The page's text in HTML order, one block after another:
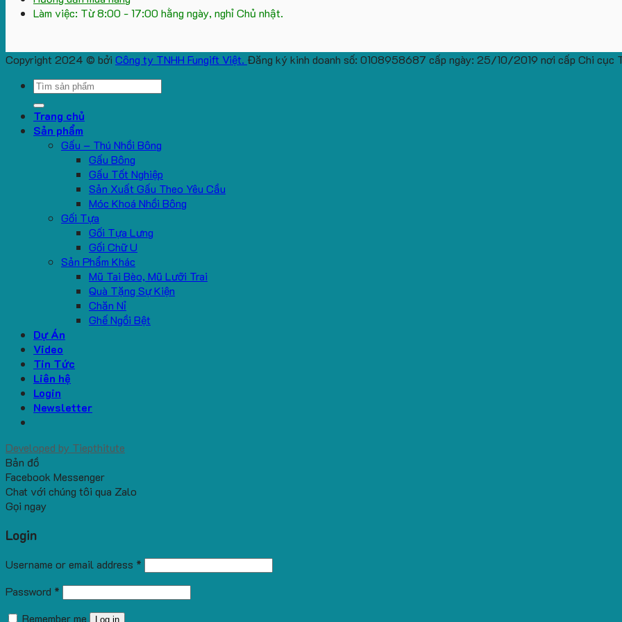
Làm việc: Từ 8:00 - 17:00 hằng ngày, nghỉ Chủ nhật.
Copyright 2024 © bởi Công ty TNHH Fungift Việt. Đăng ký kinh doanh số: 0108958687 cấp ngày: 25/10/2019 nơi cấp Chi cục
Search
Trang chủ
Sản phẩm
Gấu – Thú Nhồi Bông
Gấu Bông
Gấu Tốt Nghiệp
Sản Xuất Gấu Theo Yêu Cầu
Móc Khoá Nhồi Bông
Gối Tựa
Gối Tựa Lưng
Gối Chữ U
Sản Phẩm Khác
Mũ Tai Bèo, Mũ Lưỡi Trai
Quà Tặng Sự Kiện
Chăn Nỉ
Ghế Ngồi Bệt
Dự Án
Video
Tin Tức
Liên hệ
Login
Newsletter
Developed by Tiepthitute
Bản đồ
Facebook Messenger
Chat với chúng tôi qua Zalo
Gọi ngay
Login
Username or email address *
Password *
Remember me
Log in